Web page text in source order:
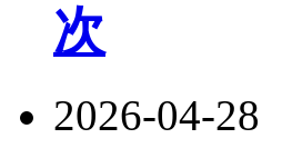
次
2026-04-28